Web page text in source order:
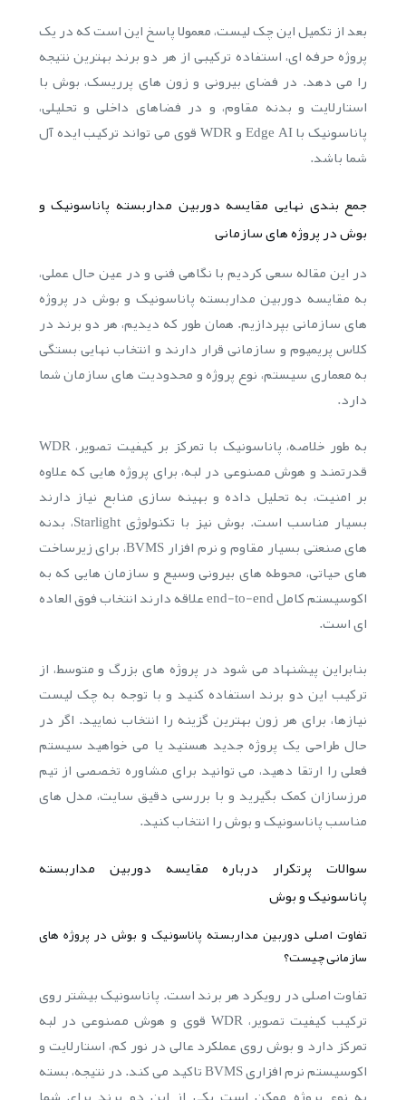
بعد از تکمیل این چک لیست، معمولا پاسخ این است که در یک
پروژه حرفه ای، استفاده ترکیبی از هر دو برند بهترین نتیجه
را می دهد. در فضای بیرونی و زون های پرریسک، بوش با
استارلایت و بدنه مقاوم، و در فضاهای داخلی و تحلیلی،
پاناسونیک با Edge AI و WDR قوی می تواند ترکیب ایده آل
شما باشد.
جمع بندی نهایی مقایسه دوربین مداربسته پاناسونیک و
بوش در پروژه های سازمانی
در این مقاله سعی کردیم با نگاهی فنی و در عین حال عملی،
به مقایسه دوربین مداربسته پاناسونیک و بوش در پروژه
های سازمانی بپردازیم. همان طور که دیدیم، هر دو برند در
کلاس پریمیوم و سازمانی قرار دارند و انتخاب نهایی بستگی
به معماری سیستم، نوع پروژه و محدودیت های سازمان شما
دارد.
به طور خلاصه، پاناسونیک با تمرکز بر کیفیت تصویر، WDR
قدرتمند و هوش مصنوعی در لبه، برای پروژه هایی که علاوه
بر امنیت، به تحلیل داده و بهینه سازی منابع نیاز دارند
بسیار مناسب است. بوش نیز با تکنولوژی Starlight، بدنه
های صنعتی بسیار مقاوم و نرم افزار BVMS، برای زیرساخت
های حیاتی، محوطه های بیرونی وسیع و سازمان هایی که به
اکوسیستم کامل end-to-end علاقه دارند انتخاب فوق العاده
ای است.
بنابراین پیشنهاد می شود در پروژه های بزرگ و متوسط، از
ترکیب این دو برند استفاده کنید و با توجه به چک لیست
نیازها، برای هر زون بهترین گزینه را انتخاب نمایید. اگر در
حال طراحی یک پروژه جدید هستید یا می خواهید سیستم
فعلی را ارتقا دهید، می توانید برای مشاوره تخصصی از تیم
مرزسازان کمک بگیرید و با بررسی دقیق سایت، مدل های
مناسب پاناسونیک و بوش را انتخاب کنید.
سوالات پرتکرار درباره مقایسه دوربین مداربسته
پاناسونیک و بوش
تفاوت اصلی دوربین مداربسته پاناسونیک و بوش در پروژه های
سازمانی چیست؟
تفاوت اصلی در رویکرد هر برند است. پاناسونیک بیشتر روی
ترکیب کیفیت تصویر، WDR قوی و هوش مصنوعی در لبه
تمرکز دارد و بوش روی عملکرد عالی در نور کم، استارلایت و
اکوسیستم نرم افزاری BVMS تاکید می کند. در نتیجه، بسته